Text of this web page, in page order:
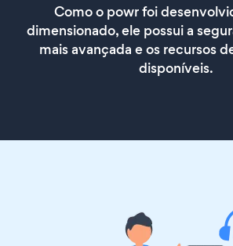
Como o powr foi
dimensionado, ele possui a
mais avançada e os recursos
disponíveis.